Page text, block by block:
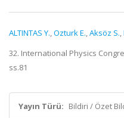
ALTINTAS Y.,Ozturk E.,Aksöz S.,
32. International Physics
ss.81
Yayın Türü: Bildiri / Özet